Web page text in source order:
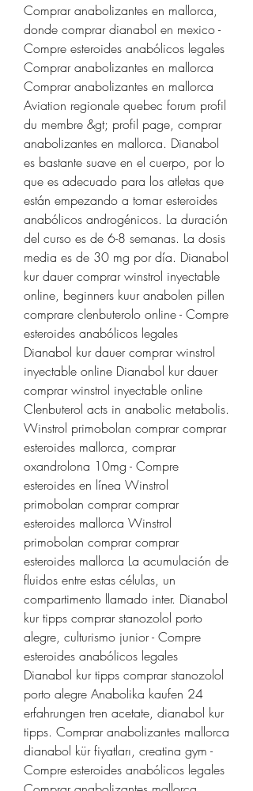
Comprar anabolizantes en mallorca,
donde comprar dianabol en mexico -
Compre esteroides anabólicos legales
Comprar anabolizantes en mallorca
Comprar anabolizantes en mallorca
Aviation regionale quebec forum profil
du membre &gt; profil page, comprar
anabolizantes en mallorca. Dianabol
es bastante suave en el cuerpo, por lo
que es adecuado para los atletas que
están empezando a tomar esteroides
anabólicos androgénicos. La duración
del curso es de 6-8 semanas. La dosis
media es de 30 mg por día. Dianabol
kur dauer comprar winstrol inyectable
online, beginners kuur anabolen pillen
comprare clenbuterolo online - Compre
esteroides anabólicos legales
Dianabol kur dauer comprar winstrol
inyectable online Dianabol kur dauer
comprar winstrol inyectable online
Clenbuterol acts in anabolic metabolis.
Winstrol primobolan comprar comprar
esteroides mallorca, comprar
oxandrolona 10mg - Compre
esteroides en línea Winstrol
primobolan comprar comprar
esteroides mallorca Winstrol
primobolan comprar comprar
esteroides mallorca La acumulación de
fluidos entre estas células, un
compartimento llamado inter. Dianabol
kur tipps comprar stanozolol porto
alegre, culturismo junior - Compre
esteroides anabólicos legales
Dianabol kur tipps comprar stanozolol
porto alegre Anabolika kaufen 24
erfahrungen tren acetate, dianabol kur
tipps. Comprar anabolizantes mallorca
dianabol kür fiyatları, creatina gym -
Compre esteroides anabólicos legales